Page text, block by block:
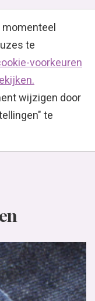
te
voorkeuren
wijzigen door
te